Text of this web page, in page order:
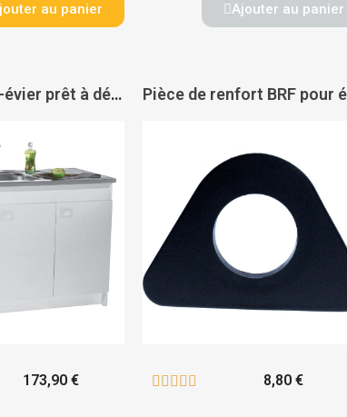
au panier Ajouter au panier
Meuble sous-évier prêt à déplier Decliq - NEOVA
173,90 €      8,80 €